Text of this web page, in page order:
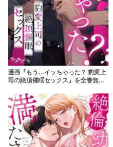
漫画『もう…イッちゃった？ 豹変上
司の絶頂催眠セックス』を全巻無料
ずに最安で読めるサービスは？【ぐ
りだそうむ】